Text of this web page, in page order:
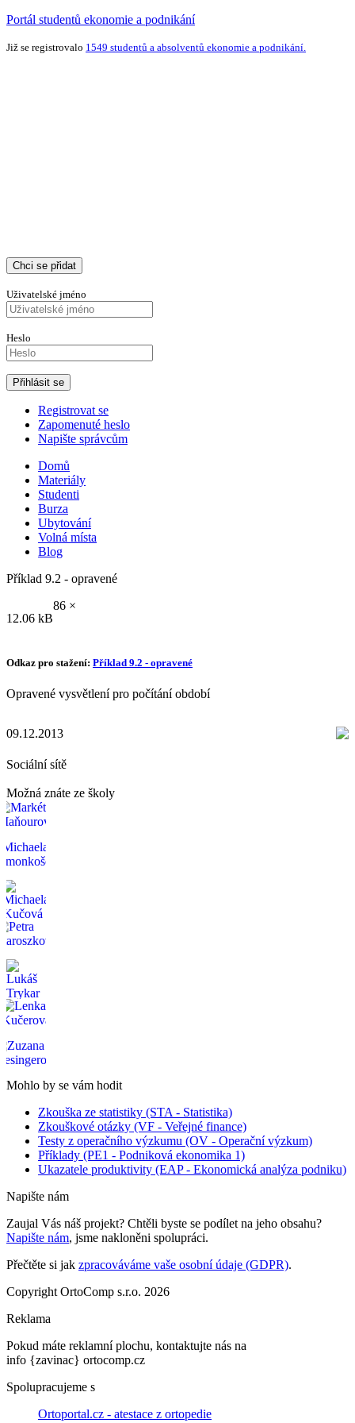
Portál studentů ekonomie a podnikání
Již se registrovalo 1549 studentů a absolventů ekonomie a podnikání.
Chci se přidat
Uživatelské jméno
Heslo
Registrovat se
Zapomenuté heslo
Napište správcům
Domů
Materiály
Studenti
Burza
Ubytování
Volná místa
Blog
Příklad 9.2 - opravené
12.06 kB
86 ×
Odkaz pro stažení: Příklad 9.2 - opravené
Opravené vysvětlení pro počítání období
09.12.2013
Sociální sítě
Možná znáte ze školy
Mohlo by se vám hodit
Zkouška ze statistiky (STA - Statistika)
Zkouškové otázky (VF - Veřejné finance)
Testy z operačního výzkumu (OV - Operační výzkum)
Příklady (PE1 - Podniková ekonomika 1)
Ukazatele produktivity (EAP - Ekonomická analýza podniku)
Napište nám
Zaujal Vás náš projekt? Chtěli byste se podílet na jeho obsahu?
Napište nám, jsme nakloněni spolupráci.
Přečtěte si jak zpracováváme vaše osobní údaje (GDPR).
Copyright OrtoComp s.r.o. 2026
Reklama
Pokud máte reklamní plochu, kontaktujte nás na
info {zavinac} ortocomp.cz
Spolupracujeme s
Ortoportal.cz - atestace z ortopedie